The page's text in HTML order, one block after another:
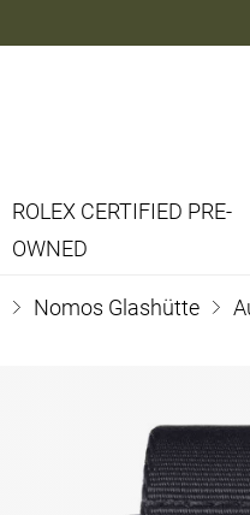
ROLEX CERTIFIED PRE-
OWNED
Nomos Glashütte